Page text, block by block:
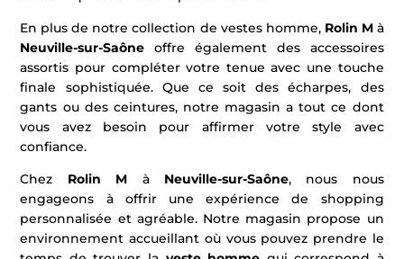
En plus de notre collection de vestes homme, Rolin Mà
Neuville-sur-Saône offre également des accessoires
assortis pour compléter votre tenue avec une touche
finale sophistiquée. Que ce soit des écharpes, des
gants ou des ceintures, notre magasin a tout ce dont
vous avez besoin pour affirmer votre style avec
confiance.
Chez Rolin M à Neuville-sur-Saône, nous nous
engageons à offrir une expérience de shopping
personnalisée et agréable. Notre magasin propose un
environnement accueillant où vous pouvez prendre le